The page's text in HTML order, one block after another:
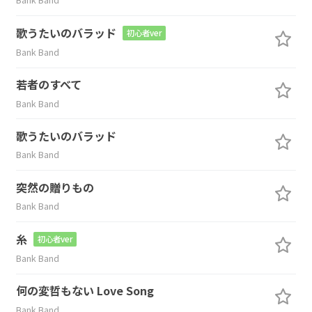
歌うたいのバラッド 初心者ver
Bank Band
若者のすべて
Bank Band
歌うたいのバラッド
Bank Band
突然の贈りもの
Bank Band
糸 初心者ver
Bank Band
何の変哲もない Love Song
Bank Band